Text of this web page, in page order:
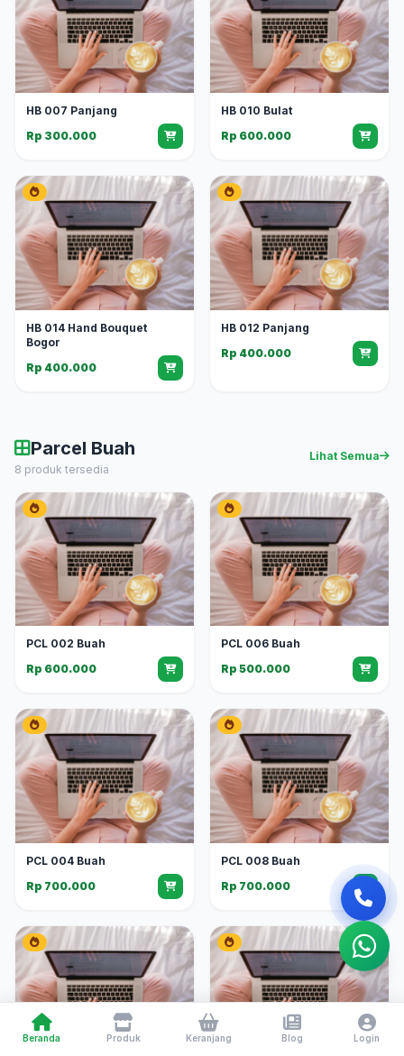
HB 007 Panjang
Rp 300.000
HB 010 Bulat
Rp 600.000
HB 014 Hand Bouquet
Bogor
Rp 400.000
HB 012 Panjang
Rp 400.000
Parcel Buah
8 produk tersedia
Lihat Semua
PCL 002 Buah
Rp 600.000
PCL 006 Buah
Rp 500.000
PCL 004 Buah
Rp 700.000
PCL 008 Buah
Rp 700.000
Beranda Produk Keranjang Blog Login